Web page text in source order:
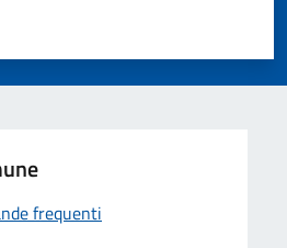
su 5
su 5
5
frequenti